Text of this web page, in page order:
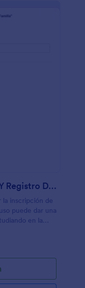
Inscripción De Estudiante Y Registro De Pago Cuota Escolar
inscripción de
puede dar una
en la